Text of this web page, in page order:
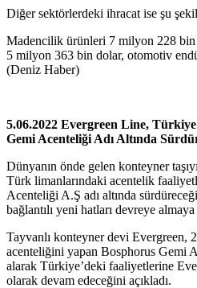
Diğer sektörlerdeki ihracat ise şu
Madencilik ürünleri 7 milyon 228 bin
5 milyon 363 bin dolar, otomotiv
(Deniz Haber)
5.06.2022 Evergreen Line,
Gemi Acenteliği Adı Altında
Dünyanın önde gelen konteyner
Türk limanlarındaki acentelik
Acenteliği A.Ş adı altında
bağlantılı yeni hatları devreye almaya
Tayvanlı konteyner devi Evergreen,
acenteliğini yapan Bosphorus Gemi
alarak Türkiye’deki faaliyetlerine
olarak devam edeceğini açıkladı.